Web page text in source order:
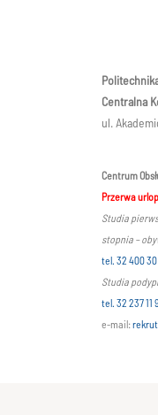
Centralna
ul.
Centrum
Przerwa
Studia
stopnia –
tel. 32 400 30
Studia
tel. 32 237 11
e-mail: